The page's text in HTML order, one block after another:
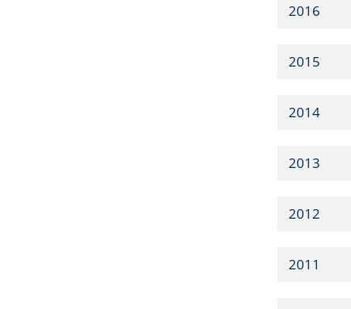
2016
2015
2014
2013
2012
2011